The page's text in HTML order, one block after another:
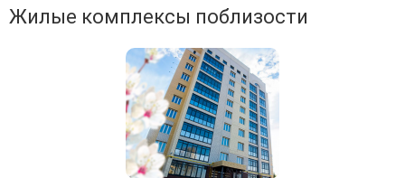
Жилые комплексы поблизости